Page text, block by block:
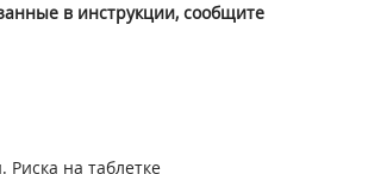
в инструкции, сообщите
на таблетке